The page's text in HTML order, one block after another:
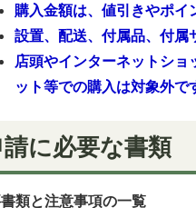
購入金額は、値引きやポイ
設置、配送、付属品、付属
店頭やインターネットシ
ット等での購入は対象外で
請に必要な書類
類と注意事項の一覧